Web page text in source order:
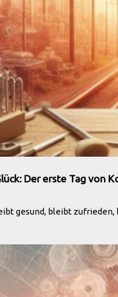
Der erste Tag von
gesund, bleibt zufrieden,